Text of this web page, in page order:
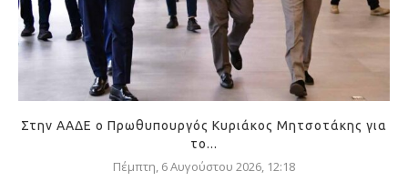
Στην ΑΑΔΕ ο Πρωθυπουργός Κυριάκος Μητσοτάκης για
το...
Πέμπτη, 6 Αυγούστου 2026, 12:18